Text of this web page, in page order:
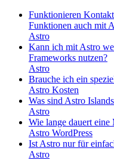
Funktionieren
Funktionen auch mit
Astro
Kann ich mit Astro
Frameworks nutzen?
Astro
Brauche ich ein
Astro Kosten
Was sind Astro
Astro
Wie lange dauert
Astro WordPress
Ist Astro nur für
Astro